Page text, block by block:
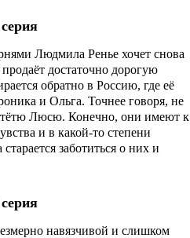
Людмила Ренье хочет снова
достаточно дорогую
обратно в Россию, где её
и Ольга. Точнее говоря, не
тётю Люсю. Конечно, они имеют к
и в какой-то степени
старается заботиться о них и
навязчивой и слишком